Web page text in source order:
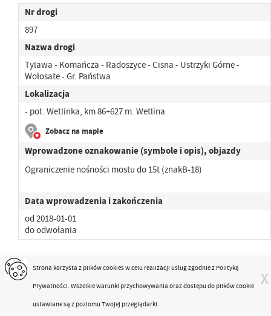
Nr drogi
897
Nazwa drogi
Tylawa - Komańcza - Radoszyce - Cisna - Ustrzyki Górne -
Wołosate - Gr. Państwa
Lokalizacja
- pot. Wetlinka, km 86+627 m. Wetlina
Zobacz na mapie
Wprowadzone oznakowanie (symbole i opis), objazdy
Ograniczenie nośności mostu do 15t (znakB-18)
Data wprowadzenia i zakończenia
od 2018-01-01
do odwołania
Nr drogi
X
Strona korzysta z plikówcookiesw celu realizacji usług zgodnie z Polityką
Prywatności. Wszelkie warunki przychowywania oraz dostępu do plików cookie
ustawiane są z poziomu Twojej przeglądarki.